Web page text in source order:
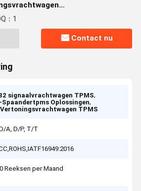
：1
Contact nu
signaalvrachtwagen TPMS,
Spaandertpms Oplossingen,
Vertoningsvrachtwagen TPMS
A, D/P, T/T
Reeksen per Maand